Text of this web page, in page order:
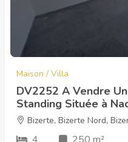
Maison / Villa
DV2252 A Vendre
Standing Située à
Bizerte, Bizerte Nord,